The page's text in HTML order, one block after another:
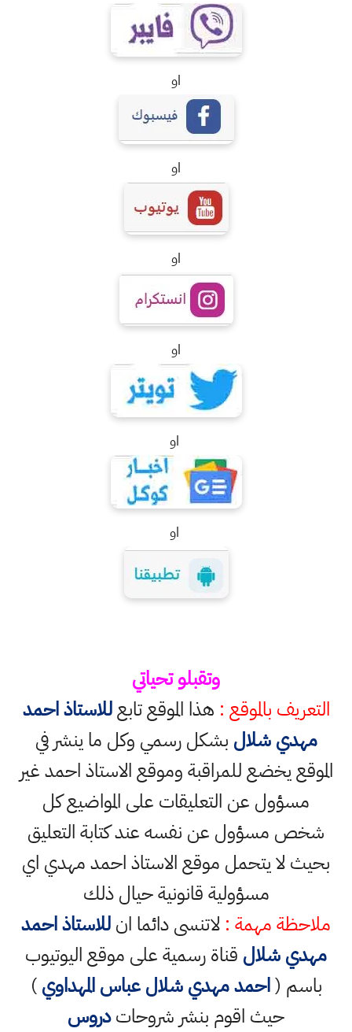
او
او
او
او
او
او
وتقبلو تحياتي
التعريف بالموقع : هذا الموقع تابعللاستاذ احمد
مهدي شلال بشكل رسمي وكل ما ينشر في
الموقع يخضع للمراقبة وموقع الاستاذ احمد غير
مسؤول عن التعليقات على المواضيع كل
شخص مسؤول عن نفسه عند كتابة التعليق
بحيث لا يتحمل موقع الاستاذ احمد مهدي اي
مسؤولية قانونية حيال ذلك
ملاحظة مهمة : لاتنسى دائما انللاستاذ احمد
مهدي شلال قناة رسمية على موقع اليوتيوب
باسم (احمد مهدي شلال عباس المهداوي)
حيث اقوم بنشر شروحاتدروس